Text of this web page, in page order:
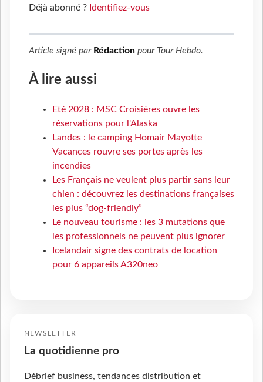
Déjà abonné ? Identifiez-vous
Article signé par Rédaction pour Tour Hebdo.
À lire aussi
Eté 2028 : MSC Croisières ouvre les
réservations pour l'Alaska
Landes : le camping Homair Mayotte
Vacances rouvre ses portes après les
incendies
Les Français ne veulent plus partir sans leur
chien : découvrez les destinations françaises
les plus “dog-friendly”
Le nouveau tourisme : les 3 mutations que
les professionnels ne peuvent plus ignorer
Icelandair signe des contrats de location
pour 6 appareils A320neo
NEWSLETTER
La quotidienne pro
Débrief business, tendances distribution et